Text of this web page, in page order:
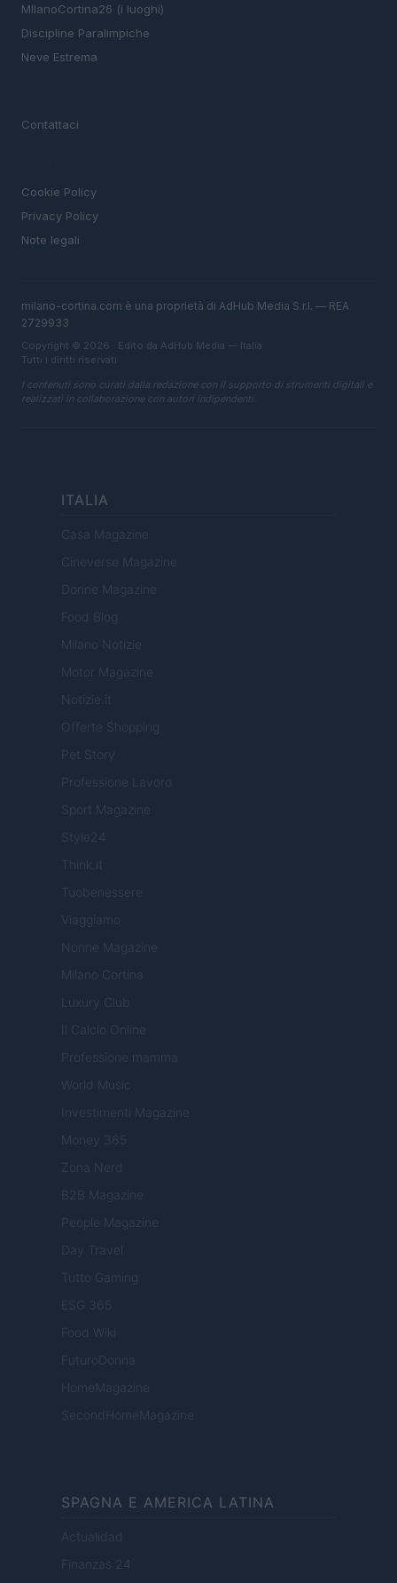
MIlanoCortina26 (i luoghi)
Discipline Paralimpiche
Neve Estrema
Contattaci
Cookie Policy
Privacy Policy
Note legali
milano-cortina.com è una proprietà di AdHub Media S.r.l. — REA
2729933
Copyright © 2026 · Edito da AdHub Media — Italia
Tutti i diritti riservati
I contenuti sono curati dalla redazione con il supporto di strumenti digitali e
realizzati in collaborazione con autori indipendenti.
ITALIA
Casa Magazine
Cineverse Magazine
Donne Magazine
Food Blog
Milano Notizie
Motor Magazine
Notizie.it
Offerte Shopping
Pet Story
Professione Lavoro
Sport Magazine
Style24
Think.it
Tuobenessere
Viaggiamo
Nonne Magazine
Milano Cortina
Luxury Club
Il Calcio Online
Professione mamma
World Music
Investimenti Magazine
Money 365
Zona Nerd
B2B Magazine
People Magazine
Day Travel
Tutto Gaming
ESG 365
Food Wiki
FuturoDonna
HomeMagazine
SecondHomeMagazine
SPAGNA E AMERICA LATINA
Actualidad
Finanzas 24